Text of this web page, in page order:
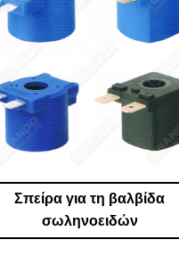
Σπείρα για τη βαλβίδα
σωληνοειδών